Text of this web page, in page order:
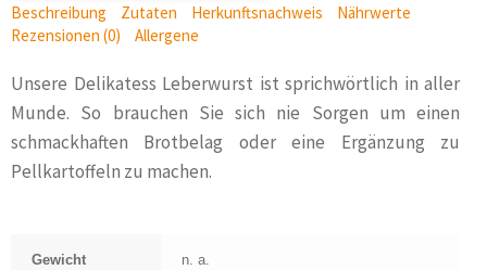
Beschreibung Zutaten Herkunftsnachweis
Nährwerte
Rezensionen (0)
Allergene
Unsere Delikatess Leberwurst ist sprichwörtlich in aller
Munde. So brauchen Sie sich nie Sorgen um einen
schmackhaften Brotbelag oder eine Ergänzung zu
Pellkartoffeln zu machen.
Gewicht n. a.